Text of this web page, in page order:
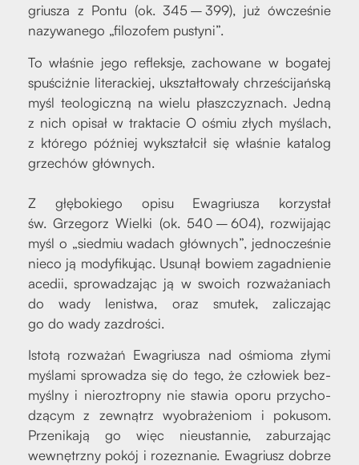
griu­sza z Pon­tu (ok. 345 – 399), już ówcze­śnie
nazy­wa­ne­go „filo­zo­fem pusty­ni”.
To wła­śnie jego reflek­sje, zacho­wa­ne w boga­tej
spu­ściź­nie lite­rac­kiej, ukształ­to­wa­ły chrze­ści­jań­ską
myśl teo­lo­gicz­ną na wie­lu płasz­czy­znach. Jed­ną
z nich opi­sał w trak­ta­cie O ośmiu złych myślach,
z któ­re­go póź­niej wykształ­cił się wła­śnie kata­log
grze­chów głów­nych.
Z głę­bo­kie­go opi­su Ewa­griu­sza korzy­stał
św. Grze­gorz Wiel­ki (ok. 540 – 604), roz­wi­ja­jąc
myśl o „sied­miu wadach głów­nych”, jed­no­cze­śnie
nie­co ją mody­fi­ku­jąc. Usu­nął bowiem zagad­nie­nie
ace­dii, spro­wa­dza­jąc ją w swo­ich roz­wa­ża­niach
do wady leni­stwa, oraz smu­tek, zali­cza­jąc
go do wady zazdro­ści.
Isto­tą roz­wa­żań Ewa­griu­sza nad ośmio­ma zły­mi
myśla­mi spro­wa­dza się do tego, że czło­wiek bez­
myśl­ny i nie­roz­trop­ny nie sta­wia opo­ru przy­cho­
dzą­cym z zewnątrz wyobra­że­niom i poku­som.
Prze­ni­ka­ją go więc nie­ustan­nie, zabu­rza­jąc
wewnętrz­ny pokój i roze­zna­nie. Ewa­griusz dobrze